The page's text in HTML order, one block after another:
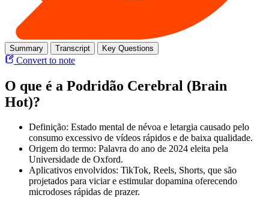
Summary Transcript Key Questions
Convert to note
O que é a Podridão Cerebral (Brain
Hot)?
Definição: Estado mental de névoa e letargia causado pelo
consumo excessivo de vídeos rápidos e de baixa qualidade.
Origem do termo: Palavra do ano de 2024 eleita pela
Universidade de Oxford.
Aplicativos envolvidos: TikTok, Reels, Shorts, que são
projetados para viciar e estimular dopamina oferecendo
microdoses rápidas de prazer.